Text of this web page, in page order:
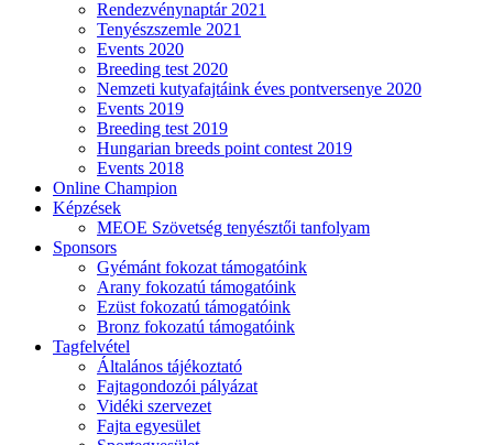
Rendezvénynaptár 2021
Tenyészszemle 2021
Events 2020
Breeding test 2020
Nemzeti kutyafajtáink éves pontversenye 2020
Events 2019
Breeding test 2019
Hungarian breeds point contest 2019
Events 2018
Online Champion
Képzések
MEOE Szövetség tenyésztői tanfolyam
Sponsors
Gyémánt fokozat támogatóink
Arany fokozatú támogatóink
Ezüst fokozatú támogatóink
Bronz fokozatú támogatóink
Tagfelvétel
Általános tájékoztató
Fajtagondozói pályázat
Vidéki szervezet
Fajta egyesület